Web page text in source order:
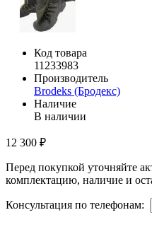
Код товара
11233983
Производитель
Brodeks (Бродекс)
Наличие
В наличии
12 300 ₽
Перед покупкой уточняйте
комплектацию, наличие и
Консультация по телефонам: